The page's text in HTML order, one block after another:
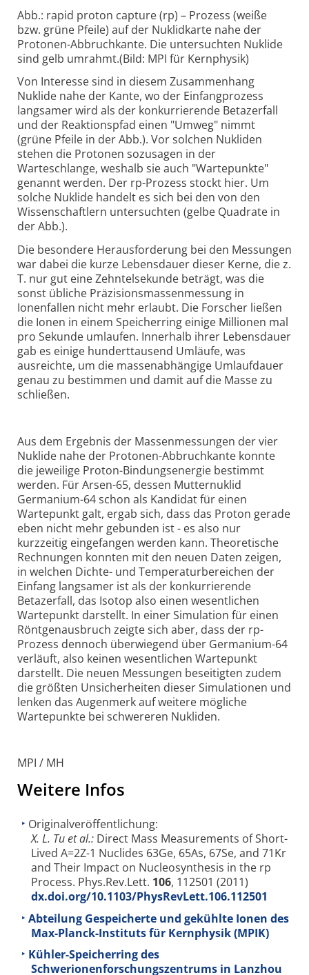
Abb.: rapid proton capture (rp) – Prozess (weiße
bzw. grüne Pfeile) auf der Nuklidkarte nahe der
Protonen-Abbruchkante. Die untersuchten Nuklide
sind gelb umrahmt.(Bild: MPI für Kernphysik)
Von Interesse sind in diesem Zusammenhang
Nuklide nahe der Kante, wo der Einfangprozess
langsamer wird als der konkurrierende Betazerfall
und der Reaktionspfad einen "Umweg" nimmt
(grüne Pfeile in der Abb.). Vor solchen Nukliden
stehen die Protonen sozusagen in der
Warteschlange, weshalb sie auch "Wartepunkte"
genannt werden. Der rp-Prozess stockt hier. Um
solche Nuklide handelt es sich bei den von den
Wissenschaftlern untersuchten (gelbe Quadrate in
der Abb.).
Die besondere Herausforderung bei den Messungen
war dabei die kurze Lebensdauer dieser Kerne, die z.
T. nur gut eine Zehntelsekunde beträgt, was die
sonst übliche Präzisionsmassenmessung in
Ionenfallen nicht mehr erlaubt. Die Forscher ließen
die Ionen in einem Speicherring einige Millionen mal
pro Sekunde umlaufen. Innerhalb ihrer Lebensdauer
gab es einige hunderttausend Umläufe, was
ausreichte, um die massenabhängige Umlaufdauer
genau zu bestimmen und damit auf die Masse zu
schließen.
Aus dem Ergebnis der Massenmessungen der vier
Nuklide nahe der Protonen-Abbruchkante konnte
die jeweilige Proton-Bindungsenergie bestimmt
werden. Für Arsen-65, dessen Mutternuklid
Germanium-64 schon als Kandidat für einen
Wartepunkt galt, ergab sich, dass das Proton gerade
eben nicht mehr gebunden ist - es also nur
kurzzeitig eingefangen werden kann. Theoretische
Rechnungen konnten mit den neuen Daten zeigen,
in welchen Dichte- und Temperaturbereichen der
Einfang langsamer ist als der konkurrierende
Betazerfall, das Isotop also einen wesentlichen
Wartepunkt darstellt. In einer Simulation für einen
Röntgenausbruch zeigte sich aber, dass der rp-
Prozess dennoch überwiegend über Germanium-64
verläuft, also keinen wesentlichen Wartepunkt
darstellt. Die neuen Messungen beseitigten zudem
die größten Unsicherheiten dieser Simulationen und
lenken das Augenmerk auf weitere mögliche
Wartepunkte bei schwereren Nukliden.
MPI / MH
Weitere Infos
Originalveröffentlichung:
X. L. Tu et al.: Direct Mass Measurements of Short-
Lived A=2Z-1 Nuclides 63Ge, 65As, 67Se, and 71Kr
and Their Impact on Nucleosynthesis in the rp
Process. Phys.Rev.Lett. 106, 112501 (2011)
dx.doi.org/10.1103/PhysRevLett.106.112501
Abteilung Gespeicherte und gekühlte Ionen des
Max-Planck-Instituts für Kernphysik (MPIK)
Kühler-Speicherring des
Schwerionenforschungszentrums in Lanzhou